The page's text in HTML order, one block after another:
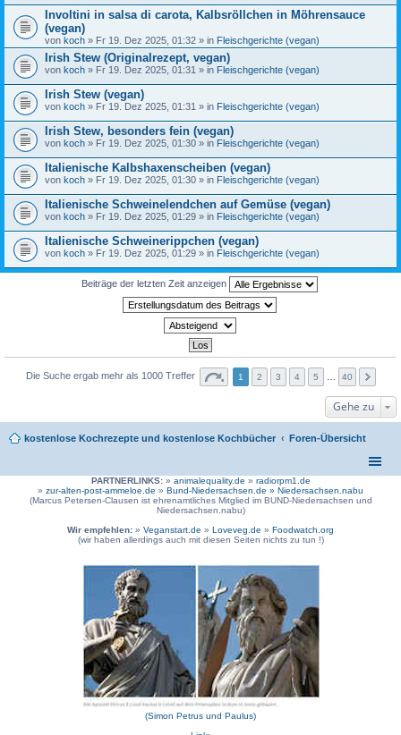
Involtini in salsa di carota, Kalbsröllchen in Möhrensauce
(vegan)
von koch » Fr 19. Dez 2025, 01:32 » in Fleischgerichte (vegan)
Irish Stew (Originalrezept, vegan)
von koch » Fr 19. Dez 2025, 01:31 » in Fleischgerichte (vegan)
Irish Stew (vegan)
von koch » Fr 19. Dez 2025, 01:31 » in Fleischgerichte (vegan)
Irish Stew, besonders fein (vegan)
von koch » Fr 19. Dez 2025, 01:30 » in Fleischgerichte (vegan)
Italienische Kalbshaxenscheiben (vegan)
von koch » Fr 19. Dez 2025, 01:30 » in Fleischgerichte (vegan)
Italienische Schweinelendchen auf Gemüse (vegan)
von koch » Fr 19. Dez 2025, 01:29 » in Fleischgerichte (vegan)
Italienische Schweinerippchen (vegan)
von koch » Fr 19. Dez 2025, 01:29 » in Fleischgerichte (vegan)
Beiträge der letzten Zeit anzeigen
Die Suche ergab mehr als 1000 Treffer 1 2 3 4 5 … 40
Gehe zu
kostenlose Kochrezepte und kostenlose Kochbücher Foren-Übersicht
PARTNERLINKS:» animalequality.de » radiorpm1.de
» zur-alten-post-ammeloe.de » Bund-Niedersachsen.de » Niedersachsen.nabu
(Marcus Petersen-Clausen ist ehrenamtliches Mitglied im BUND-Niedersachsen und
Niedersachsen.nabu)
Wir empfehlen: » Veganstart.de » Loveveg.de » Foodwatch.org
(wir haben allerdings auch mit diesen Seiten nichts zu tun !)
(Simon Petrus und Paulus)